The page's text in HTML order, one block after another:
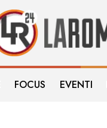
FOCUS EVENTI